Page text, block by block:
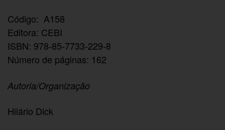
Código: A158
Editora: CEBI
ISBN: 978-85-7733-229-8
Número de páginas: 162
Autoria/Organização
Hilário Dick